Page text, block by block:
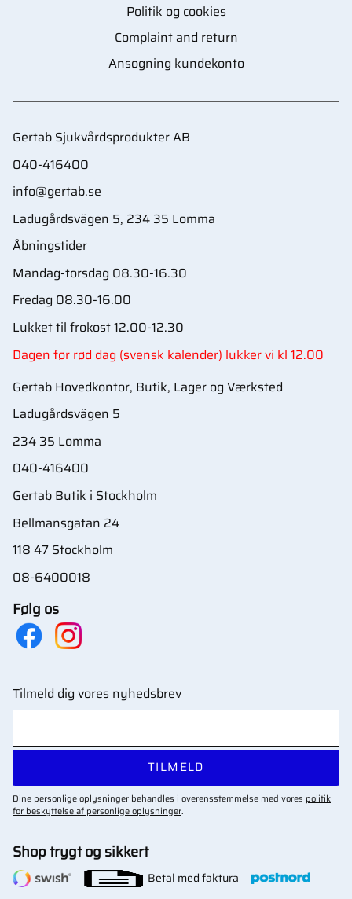
Politik og cookies
Complaint and return
Ansøgning kundekonto
Gertab Sjukvårdsprodukter AB
040-416400
info@gertab.se
Ladugårdsvägen 5, 234 35 Lomma
Åbningstider
Mandag-torsdag 08.30-16.30
Fredag 08.30-16.00
Lukket til frokost 12.00-12.30
Dagen før rød dag (svensk kalender) lukker vi kl 12.00
Gertab Hovedkontor, Butik, Lager og Værksted
Ladugårdsvägen 5
234 35 Lomma
040-416400
Gertab Butik i Stockholm
Bellmansgatan 24
118 47 Stockholm
08-6400018
Følg os
Tilmeld dig vores nyhedsbrev
TILMELD
Dine personlige oplysninger behandles i overensstemmelse med vores politik
for beskyttelse af personlige oplysninger.
Shop trygt og sikkert
Betal med faktura